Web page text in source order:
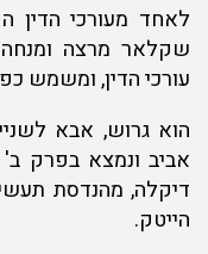
לאחד מעורכי הדין
שקלאר מרצה
עורכי הדין, ומשמש
אביב ונמצא בפרק ב'
דיקלה, מהנדסת
הייטק.